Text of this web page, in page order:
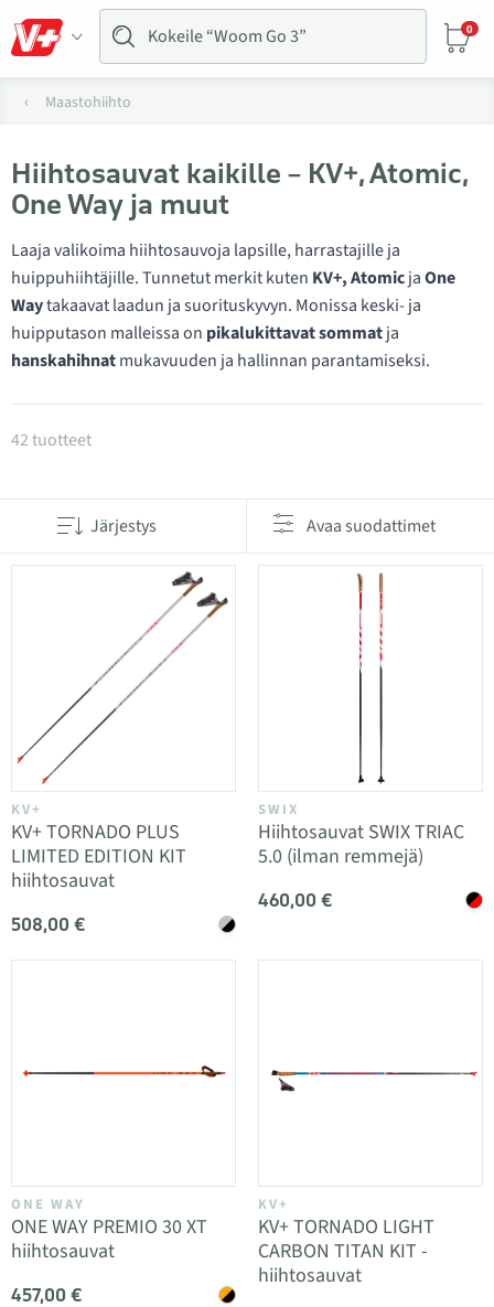
0
Maastohiihto
Hiihtosauvat kaikille – KV+, Atomic,
One Way ja muut
Laaja valikoima hiihtosauvoja lapsille, harrastajille ja
huippuhiihtäjille. Tunnetut merkit kuten KV+, AtomicjaOne
Waytakaavat laadun ja suorituskyvyn. Monissa keski- ja
huipputason malleissa on pikalukittavat sommatja
hanskahihnatmukavuuden ja hallinnan parantamiseksi.
Tuotteet kategoriassa Hiihtosauvat
42 tuotteet
Järjestys Avaa suodattimet
KV+
KV+ TORNADO PLUS
LIMITED EDITION KIT
hiihtosauvat
508,00 €
SWIX
Hiihtosauvat SWIX TRIAC
5.0 (ilman remmejä)
460,00 €
ONE WAY
ONE WAY PREMIO 30 XT
hiihtosauvat
457,00 €
KV+
KV+ TORNADO LIGHT
CARBON TITAN KIT -
hiihtosauvat